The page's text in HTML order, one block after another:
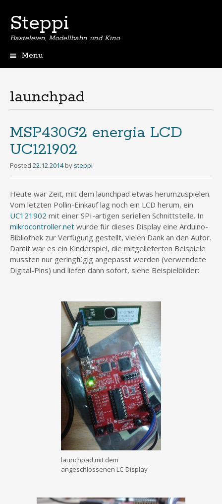
Steppi
Basteleien, Modellbahn und Kino
Menu
launchpad
MSP430G2 energia LCD
UC121902
Posted 22.12.2014 by steppi
Heute war Zeit, mit dem launchpad etwas herumzuspielen.
Vom letzten Pollin-Einkauf lag noch ein LCD herum, ein
UC121902 mit einer SPI-artigen seriellen Schnittstelle. In
mikrocontroller.net wurde für dieses Display eine Arduino-
Bibliothek zur Verfügung gestellt, vielen Dank an den Autor.
Damit war es ein Kinderspiel, die mitgelieferten Beispiele
mussten nur geringfügig angepasst werden (verwendete
Digital-Pins) und liefen dann sofort, siehe Beispielbilder:
launchpad mit dem
angeschlossenen LC-Display